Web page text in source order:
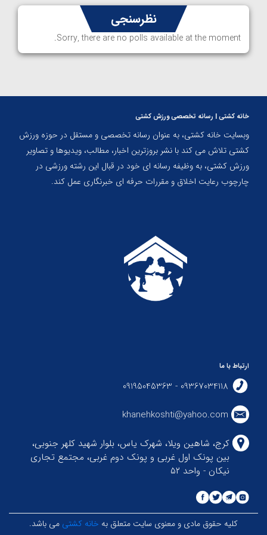
نظرسنجی
Sorry, there are no polls available at the moment.
خانه کشتی | رسانه تخصصی ورزش کشتی
وبسایت خانه کشتی، به عنوان رسانه تخصصی و مستقل در حوزه ورزش
کشتی تلاش می کند با نشر بروزترین اخبار، مطالب، ویدیوها و تصاویر
ورزش کشتی، به وظیفه رسانه ای خود در قبال این رشته ورزشی در
چارچوب رعایت اخلاق و مقررات حرفه ای خبرنگاری عمل کند.
ارتباط با ما
09367034118 - 09195045363
khanehkoshti@yahoo.com
کرج، شاهین ویلا، شهرک یاس، بلوار شهید کلهر جنوبی،
بین پونک اول غربی و پونک دوم غربی، مجتمع تجاری
نیکان - واحد ۵۲
کلیه حقوق مادی و معنوی سایت متعلق به خانه کشتی می باشد.